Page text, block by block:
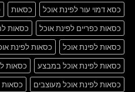
כסא דמוי עור לפינת אוכל
כסאות
כסאות כפריים לפינת אוכל
כסאות
כסאות לפינת אוכל
כסאות לפינת
כסאות לפינת אוכל במבצע
כסאות
כסאות לפינת אוכל מעוצבים
כסאות